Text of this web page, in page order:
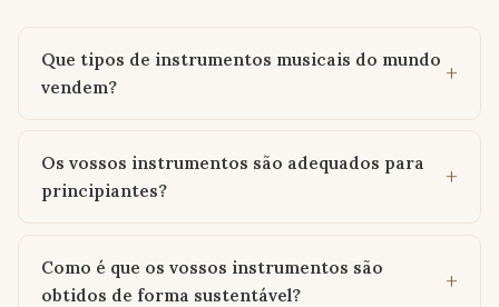
Que tipos de instrumentos musicais do mundo
vendem?
Os vossos instrumentos são adequados para
principiantes?
Como é que os vossos instrumentos são
obtidos de forma sustentável?